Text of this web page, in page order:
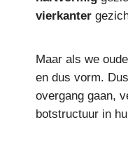
vierkanter
Maar als we
en dus vorm.
overgang gaan,
botstructuur in